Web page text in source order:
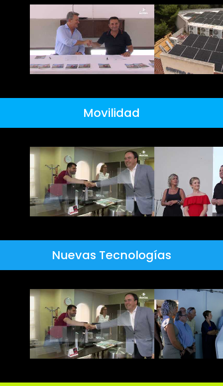
Movilidad
Nuevas Tecnologías